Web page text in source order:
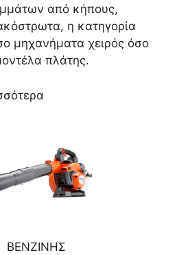
από κήπους,
η κατηγορία
μηχανήματα χειρός όσο
πλάτης.
ΒΕΝΖΙΝΗΣ